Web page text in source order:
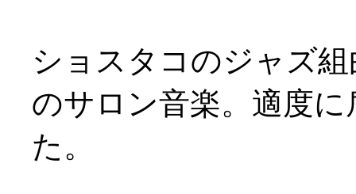
ショスタコのジャズ
のサロン音楽。適度
た。